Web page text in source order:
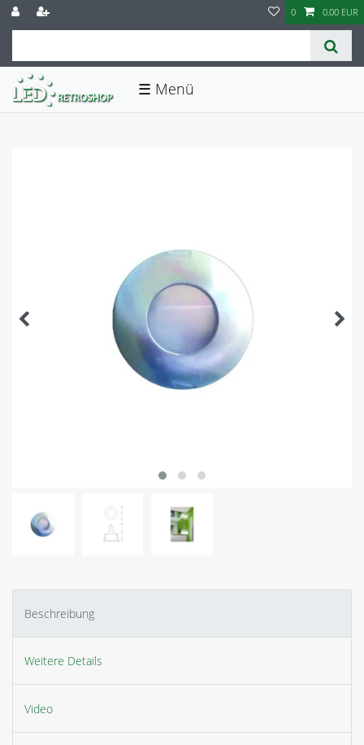
0 0,00 EUR
☰
Beschreibung
Weitere Details
Video